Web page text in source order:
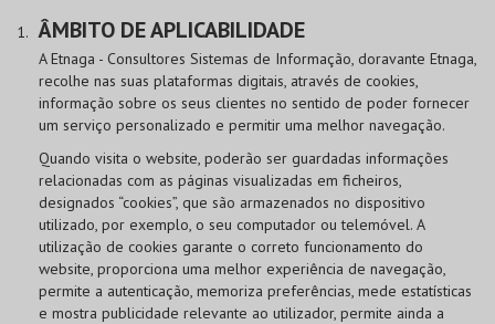
CARTÕES
PRODUTOS
ÂMBITO DE APLICABILIDADE
A Etnaga - Consultores Sistemas de Informação, doravante Etnaga,
recolhe nas suas plataformas digitais, através de cookies,
informação sobre os seus clientes no sentido de poder fornecer
um serviço personalizado e permitir uma melhor navegação.
Quando visita o website, poderão ser guardadas informações
relacionadas com as páginas visualizadas em ficheiros,
designados “cookies”, que são armazenados no dispositivo
utilizado, por exemplo, o seu computador ou telemóvel. A
utilização de cookies garante o correto funcionamento do
website, proporciona uma melhor experiência de navegação,
permite a autenticação, memoriza preferências, mede estatísticas
e mostra publicidade relevante ao utilizador, permite ainda a